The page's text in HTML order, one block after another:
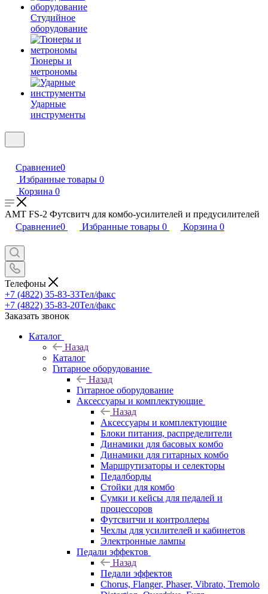
Студийное
оборудование
Тюнеры и
метрономы
Ударные
инструменты
Сравнение0
Избранные товары 0
Корзина 0
AMT FS-2 Футсвитч для комбо-усилителей и предусилителей
Сравнение0 Избранные товары 0 Корзина 0
Телефоны
+7 (4822) 35-83-33Тел/факс
+7 (4822) 35-83-20Тел/факс
Заказать звонок
Каталог
Назад
Каталог
Гитарное оборудование
Назад
Гитарное оборудование
Аксессуары и комплектующие
Назад
Аксессуары и комплектующие
Блоки питания, распределители
Динамики для басовых комбо
Динамики для гитарных комбо
Маршрутизаторы и селекторы
Педалборды
Стойки для комбо
Сумки и кейсы для педалей и
процессоров
Футсвитчи и контроллеры
Чехлы для усилителей и кабинетов
Электронные лампы
Педали эффектов
Назад
Педали эффектов
Chorus, Flanger, Phaser, Vibrato, Tremolo